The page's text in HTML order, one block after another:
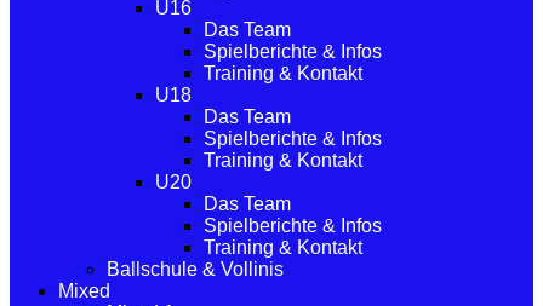
U16
Das Team
Spielberichte & Infos
Training & Kontakt
U18
Das Team
Spielberichte & Infos
Training & Kontakt
U20
Das Team
Spielberichte & Infos
Training & Kontakt
Ballschule & Vollinis
Mixed